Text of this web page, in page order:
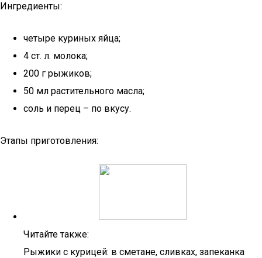
Ингредиенты:
четыре куриных яйца;
4 ст. л. молока;
200 г рыжиков;
50 мл растительного масла;
соль и перец – по вкусу.
Этапы приготовления:
Читайте также:
Рыжики с курицей: в сметане, сливках, запеканка